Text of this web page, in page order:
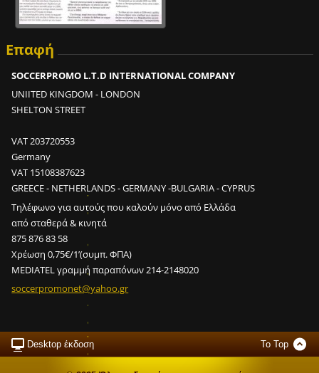
ν
α
ι
δ
υ
ν
α
τ
ό
ν
σ
ε
Επαφή
SOCCERPROMO L.T.D INTERNATIONAL COMPANY
UNIITED KINGDOM - LONDON
SHELTON STREET
VAT 203720553
Germany
VAT 15108387623
GREECE - NETHERLANDS - GERMANY -BULGARIA - CYPRUS
Τηλέφωνο για αυτούς που καλούν μόνο από Ελλάδα
από σταθερά & κινητά
875 876 83 58
Χρέωση 0,75€/1’(συμπ. ΦΠΑ)
MEDIATEL γραμμή παραπόνων 214-2148020
soccerpromonet@yahoo.gr
Desktop έκδοση To Top